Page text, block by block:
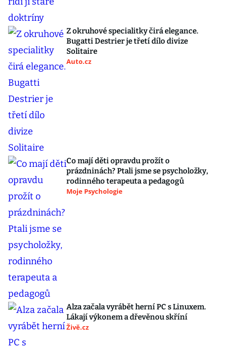
Z okruhové specialitky čirá elegance.
Bugatti Destrier je třetí dílo divize
Solitaire
Auto.cz
Co mají děti opravdu prožít o
prázdninách? Ptali jsme se psycholožky,
rodinného terapeuta a pedagogů
Moje Psychologie
Alza začala vyrábět herní PC s Linuxem.
Lákají výkonem a dřevěnou skříní
Živě.cz